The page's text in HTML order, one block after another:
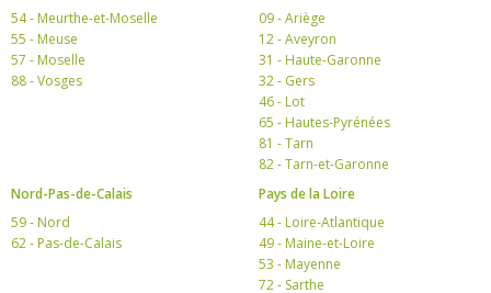
54 - Meurthe-et-Moselle
55 - Meuse
57 - Moselle
88 - Vosges
09 - Ariège
12 - Aveyron
31 - Haute-Garonne
32 - Gers
46 - Lot
65 - Hautes-Pyrénées
81 - Tarn
82 - Tarn-et-Garonne
Nord-Pas-de-Calais
59 - Nord
62 - Pas-de-Calais
Pays de la Loire
44 - Loire-Atlantique
49 - Maine-et-Loire
53 - Mayenne
72 - Sarthe